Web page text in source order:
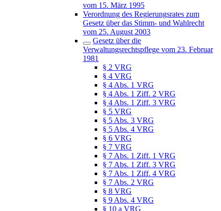
vom 15. März 1995
Verordnung des Regierungsrates zum
Gesetz über das Stimm- und Wahlrecht
vom 25. August 2003
Gesetz über die
Verwaltungsrechtspflege vom 23. Februar
1981
§ 2 VRG
§ 4 VRG
§ 4 Abs. 1 VRG
§ 4 Abs. 1 Ziff. 2 VRG
§ 4 Abs. 1 Ziff. 3 VRG
§ 5 VRG
§ 5 Abs. 3 VRG
§ 5 Abs. 4 VRG
§ 6 VRG
§ 7 VRG
§ 7 Abs. 1 Ziff. 1 VRG
§ 7 Abs. 1 Ziff. 3 VRG
§ 7 Abs. 1 Ziff. 4 VRG
§ 7 Abs. 2 VRG
§ 8 VRG
§ 9 Abs. 4 VRG
§ 10 a VRG